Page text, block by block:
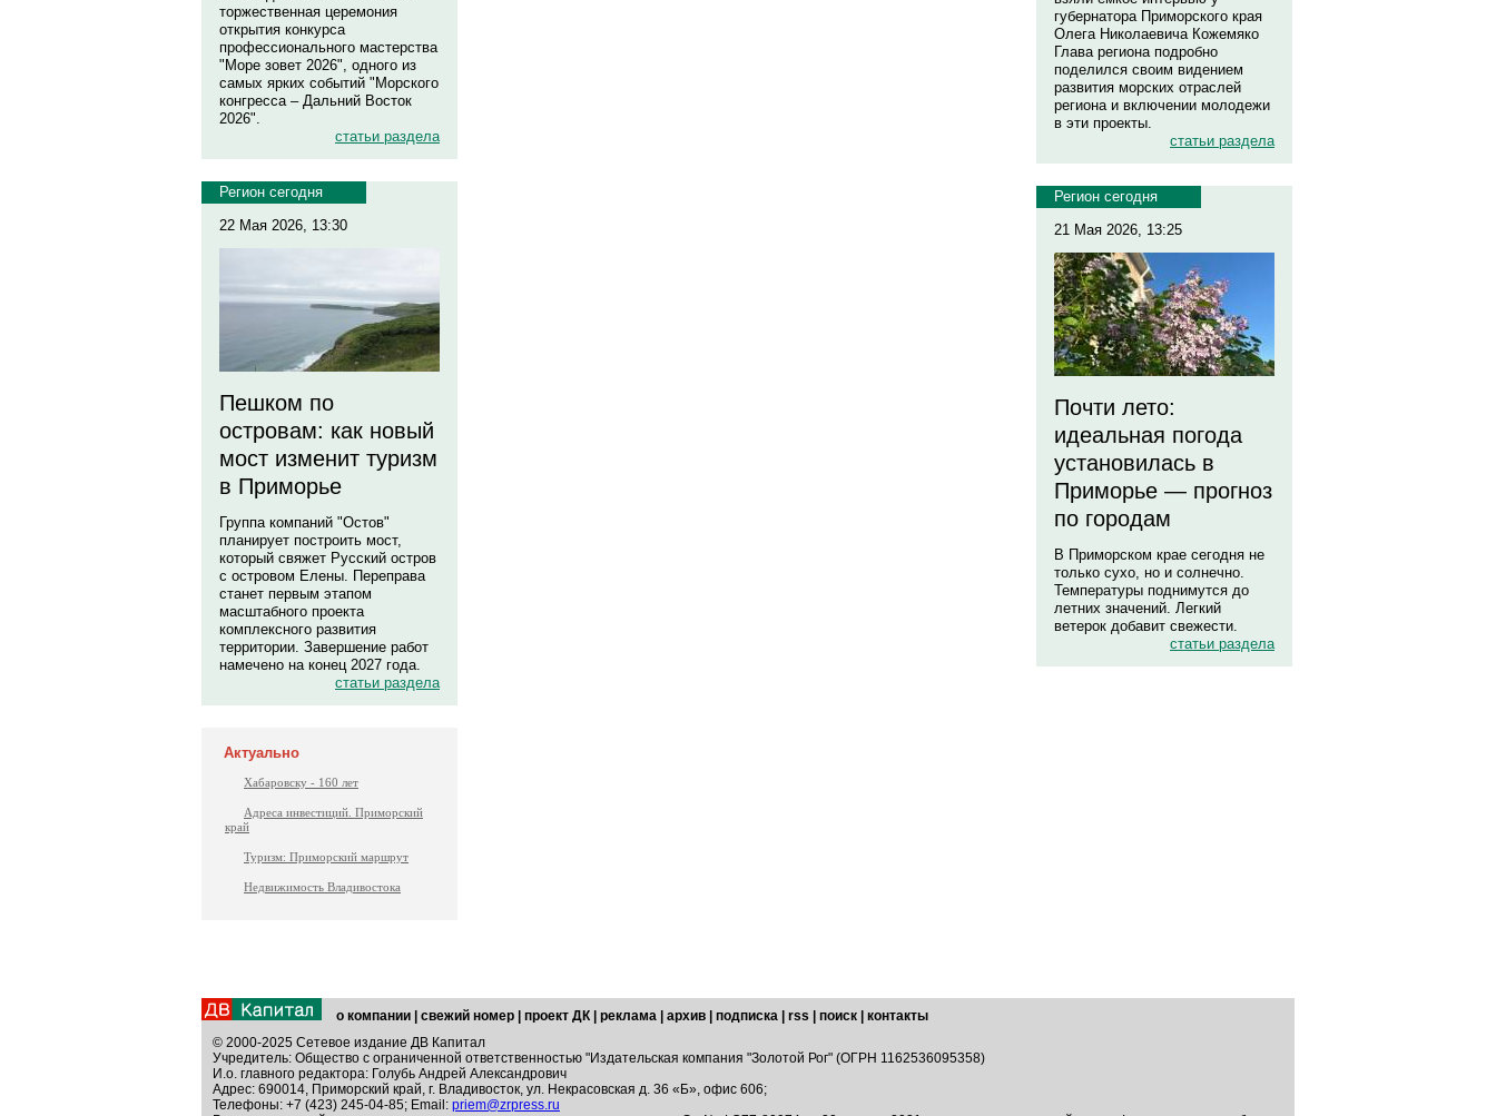
торжественная церемония
открытия конкурса
профессионального мастерства
"Море зовет 2026", одного из
самых ярких событий "Морского
конгресса – Дальний Восток
2026".
статьи раздела
Регион сегодня
22 Мая 2026, 13:30
Пешком по
островам: как новый
мост изменит туризм
в Приморье
Группа компаний "Остов"
планирует построить мост,
который свяжет Русский остров
с островом Елены. Переправа
станет первым этапом
масштабного проекта
комплексного развития
территории. Завершение работ
намечено на конец 2027 года.
статьи раздела
Актуально
Хабаровску - 160 лет
Адреса инвестиций. Приморский
край
Туризм: Приморский маршрут
Недвижимость Владивостока
губернатора Приморского края
Олега Николаевича Кожемяко
Глава региона подробно
поделился своим видением
развития морских отраслей
региона и включении молодежи
в эти проекты.
статьи раздела
Регион сегодня
21 Мая 2026, 13:25
Почти лето:
идеальная погода
установилась в
Приморье — прогноз
по городам
В Приморском крае сегодня не
только сухо, но и солнечно.
Температуры поднимутся до
летних значений. Легкий
ветерок добавит свежести.
статьи раздела
о компании свежий номер проект ДК реклама архив подписка rss поиск
контакты
© 2000-2025 Сетевое издание ДВ Капитал
Учредитель: Общество с ограниченной ответственностью "Издательская компания "Золотой Рог" (ОГРН 1162536095358)
И.о. главного редактора: Голубь Андрей Александрович
Адрес: 690014, Приморский край, г. Владивосток, ул. Некрасовская д. 36 «Б», офис 606;
Телефоны: +7 (423) 245-04-85; Email: priem@zrpress.ru